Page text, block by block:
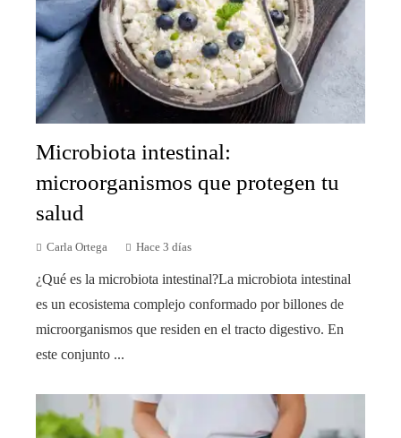
Microbiota intestinal:
microorganismos que protegen tu
salud
Carla Ortega Hace 3 días
¿Qué es la microbiota intestinal?La microbiota intestinal
es un ecosistema complejo conformado por billones de
microorganismos que residen en el tracto digestivo. En
este conjunto ...